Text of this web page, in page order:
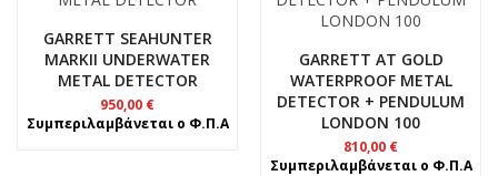
GARRETT SEAHUNTER
MARKII UNDERWATER
METAL DETECTOR
950,00 €
Συμπεριλαμβάνεται ο Φ.Π.Α
GARRETT AT GOLD
WATERPROOF METAL
DETECTOR + PENDULUM
LONDON 100
810,00 €
Συμπεριλαμβάνεται ο Φ.Π.Α